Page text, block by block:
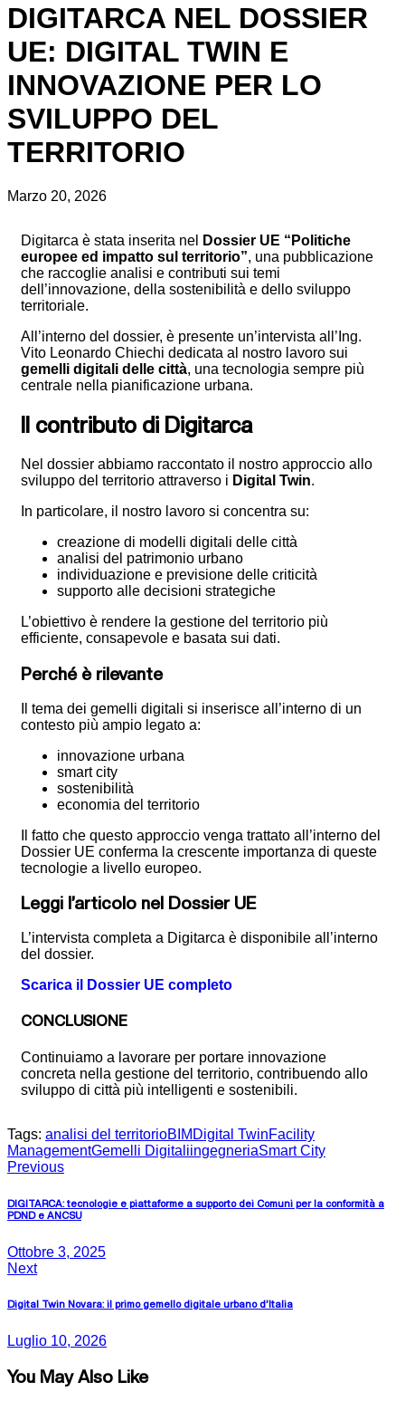
DIGITARCA NEL DOSSIER
UE: DIGITAL TWIN E
INNOVAZIONE PER LO
SVILUPPO DEL
TERRITORIO
Marzo 20, 2026
Digitarca è stata inserita nel
Dossier UE “Politiche
europee ed impatto sul territorio”, una pubblicazione
che raccoglie analisi e contributi sui temi
dell’innovazione, della sostenibilità e dello sviluppo
territoriale.
All’interno del dossier, è presente un’intervista all’Ing.
Vito Leonardo Chiechi dedicata al nostro lavoro sui
gemelli digitali delle città, una tecnologia sempre più
centrale nella pianificazione urbana.
Il contributo di Digitarca
Nel dossier abbiamo raccontato il nostro approccio allo
sviluppo del territorio attraverso i Digital Twin.
In particolare, il nostro lavoro si concentra su:
creazione di modelli digitali delle città
analisi del patrimonio urbano
individuazione e previsione delle criticità
supporto alle decisioni strategiche
L’obiettivo è rendere la gestione del territorio più
efficiente, consapevole e basata sui dati.
Perché è rilevante
Il tema dei gemelli digitali si inserisce all’interno di un
contesto più ampio legato a:
innovazione urbana
smart city
sostenibilità
economia del territorio
Il fatto che questo approccio venga trattato all’interno del
Dossier UE conferma la crescente importanza di queste
tecnologie a livello europeo.
Leggi l’articolo nel Dossier UE
L’intervista completa a Digitarca è disponibile all’interno
del dossier.
Scarica il Dossier UE completo
CONCLUSIONE
Continuiamo a lavorare per portare innovazione
concreta nella gestione del territorio, contribuendo allo
sviluppo di città più intelligenti e sostenibili.
Tags: analisi del territorioBIM Digital TwinFacility
ManagementGemelli DigitaliingegneriaSmart City
Previous
DIGITARCA: tecnologie e piattaforme a supporto dei Comuni per la conformità a
PDND e ANCSU
Ottobre 3, 2025
Next
Digital Twin Novara: il primo gemello digitale urbano d’Italia
Luglio 10, 2026
You May Also Like